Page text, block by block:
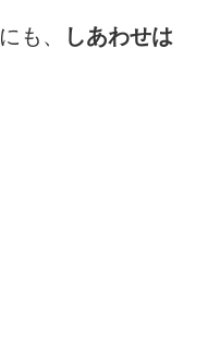
にも、
しあわせは